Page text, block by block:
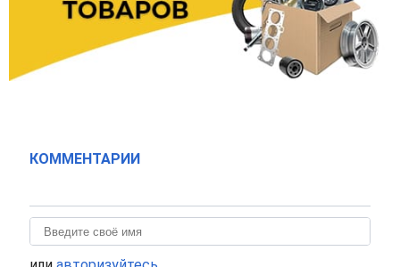
КОММЕНТАРИИ